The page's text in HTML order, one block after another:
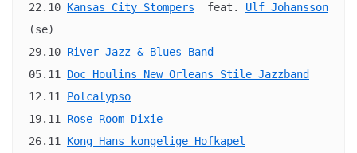
22.10 Kansas City Stompers feat. Ulf Johansson
(se)
29.10 River Jazz & Blues Band
05.11 Doc Houlins New Orleans Stile Jazzband
12.11 Polcalypso
19.11 Rose Room Dixie
26.11 Kong Hans kongelige Hofkapel